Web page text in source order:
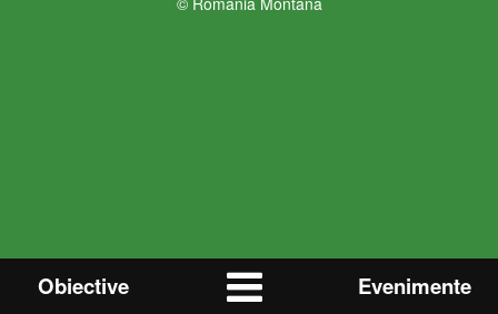
Obiective Evenimente